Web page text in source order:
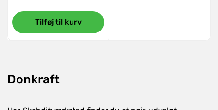
Tilføj til kurv
Donkraft